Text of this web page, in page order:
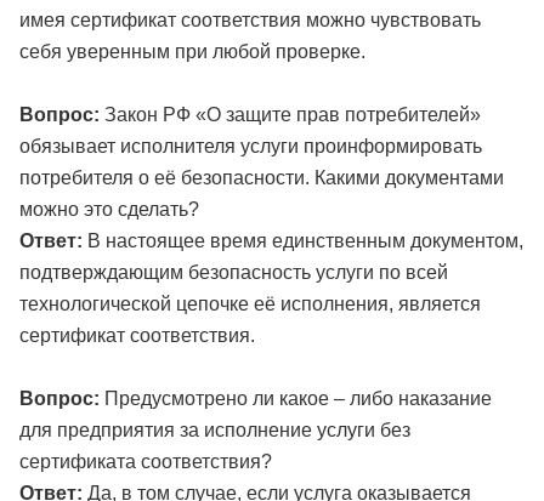
имея сертификат соответствия можно чувствовать
себя уверенным при любой проверке.
Вопрос: Закон РФ «О защите прав потребителей»
обязывает исполнителя услуги проинформировать
потребителя о её безопасности. Какими документами
можно это сделать?
Ответ: В настоящее время единственным документом,
подтверждающим безопасность услуги по всей
технологической цепочке её исполнения, является
сертификат соответствия.
Вопрос: Предусмотрено ли какое – либо наказание
для предприятия за исполнение услуги без
сертификата соответствия?
Ответ: Да, в том случае, если услуга оказывается